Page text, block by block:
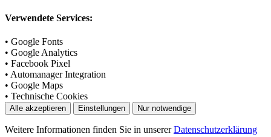
Verwendete Services:
• Google Fonts
• Google Analytics
• Facebook Pixel
• Automanager Integration
• Google Maps
• Technische Cookies
Alle akzeptieren Einstellungen Nur notwendige
Weitere Informationen finden Sie in unsererDatenschutzerklärung